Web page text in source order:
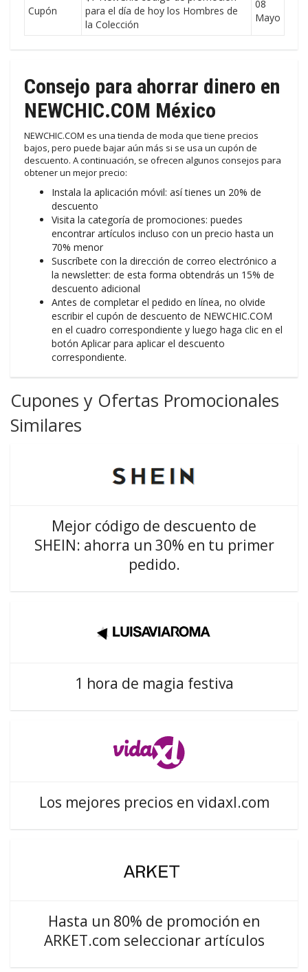
Cupón
para el día de hoy los Hombres de
la Colección
08
Mayo
Consejo para ahorrar dinero en
NEWCHIC.COM México
NEWCHIC.COM es una tienda de moda que tiene precios
bajos, pero puede bajar aún más si se usa un cupón de
descuento. A continuación, se ofrecen algunos consejos para
obtener un mejor precio:
Instala la aplicación móvil: así tienes un 20% de
descuento
Visita la categoría de promociones: puedes
encontrar artículos incluso con un precio hasta un
70% menor
Suscríbete con la dirección de correo electrónico a
la newsletter: de esta forma obtendrás un 15% de
descuento adicional
Antes de completar el pedido en línea, no olvide
escribir el cupón de descuento de NEWCHIC.COM
en el cuadro correspondiente y luego haga clic en el
botón Aplicar para aplicar el descuento
correspondiente.
Cupones y Ofertas Promocionales
Similares
Mejor código de descuento de
SHEIN: ahorra un 30% en tu primer
pedido.
1 hora de magia festiva
Los mejores precios en vidaxl.com
Hasta un 80% de promoción en
ARKET.com seleccionar artículos